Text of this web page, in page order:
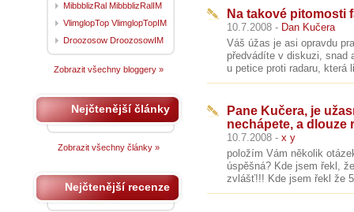
Na takové pitomosti
10.7.2008 - Dan Kučera
Váš úžas je asi opravdu
předvádíte v diskuzi, snad
u petice proti radaru,
Pane Kučera, je
nechápete, a dlouze
10.7.2008 - x y
položím Vám několik
úspěšná? Kde jsem řekl,
zvlášť!!! Kde jsem řekl že
MibbblizRal MibbblizRalIM
VlimglopTop VlimglopTopIM
Droozosow DroozosowIM
Zobrazit všechny bloggery »
Nejčtenější články
Zobrazit všechny články »
Nejčtenější recenze